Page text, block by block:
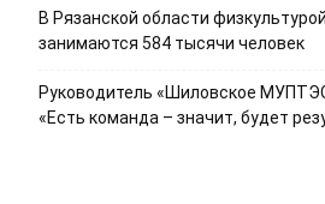
В Рязанской области
занимаются 584 тысячи человек
Руководитель «Шиловское
«Есть команда – значит, будет